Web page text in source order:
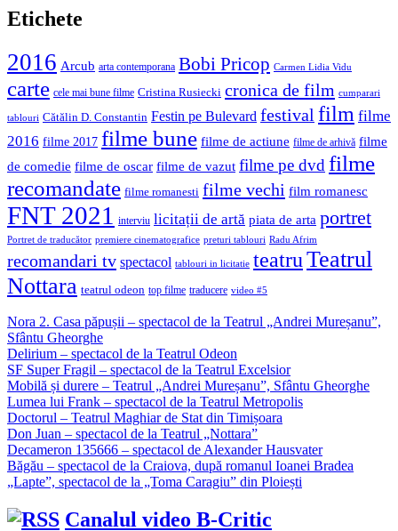
Etichete
2016 Arcub arta contemporana Bobi Pricop Carmen Lidia Vidu
carte cele mai bune filme Cristina Rusiecki cronica de film cumparari
tablouri Cătălin D. Constantin Festin pe Bulevard festival film filme
2016 filme 2017 filme bune filme de actiune filme de arhivă filme
de comedie filme de oscar filme de vazut filme pe dvd filme
recomandate filme romanesti filme vechi film romanesc
FNT 2021 interviu licitații de artă piata de arta portret
Portret de traducător premiere cinematografice preturi tablouri Radu Afrim
recomandari tv spectacol tablouri in licitatie teatruTeatrul
Nottara teatrul odeon top filme traducere video #5
Nora 2. Casa păpușii – spectacol de la Teatrul „Andrei Mureșanu”,
Sfântu Gheorghe
Delirium – spectacol de la Teatrul Odeon
SF Super Fragil – spectacol de la Teatrul Excelsior
Mobilă și durere – Teatrul „Andrei Mureșanu”, Sfântu Gheorghe
Lumea lui Frank – spectacol de la Teatrul Metropolis
Doctorul – Teatrul Maghiar de Stat din Timișoara
Don Juan – spectacol de la Teatrul „Nottara”
Decameron 135666 – spectacol de Alexander Hausvater
Băgău – spectacol de la Craiova, după romanul Ioanei Bradea
„Lapte”, spectacol de la „Toma Caragiu” din Ploiești
Canalul video B-Critic